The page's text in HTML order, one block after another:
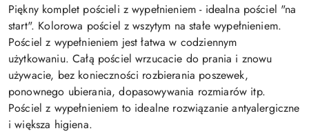
Piękny komplet pościeli z wypełnieniem - idealna pościel "na
start". Kolorowa pościel z wszytym na stałe wypełnieniem.
Pościel z wypełnieniem jest łatwa w codziennym
użytkowaniu. Całą pościel wrzucacie do prania i znowu
używacie, bez konieczności rozbierania poszewek,
ponownego ubierania, dopasowywania rozmiarów itp.
Pościel z wypełnieniem to idealne rozwiązanie antyalergiczne
i większa higiena.